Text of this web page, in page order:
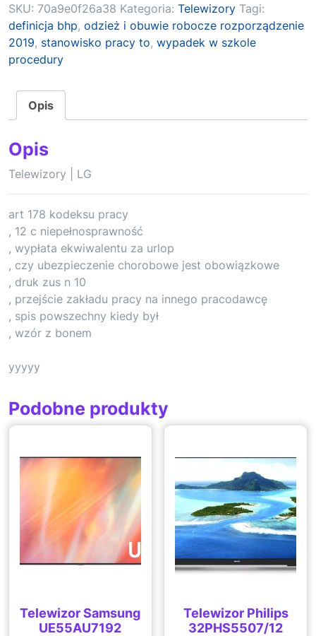
SKU: 70a9e0f26a38 Kategoria: Telewizory Tagi:
definicja bhp, odzież i obuwie robocze rozporządzenie
2019, stanowisko pracy to, wypadek w szkole
procedury
Opis
Opis
Telewizory | LG
art 178 kodeksu pracy
, 12 c niepełnosprawność
, wypłata ekwiwalentu za urlop
, czy ubezpieczenie chorobowe jest obowiązkowe
, druk zus n 10
, przejście zakładu pracy na innego pracodawcę
, spis powszechny kiedy był
, wzór z bonem
yyyyy
Podobne produkty
Telewizor Samsung
UE55AU7192
Telewizor Philips
32PHS5507/12